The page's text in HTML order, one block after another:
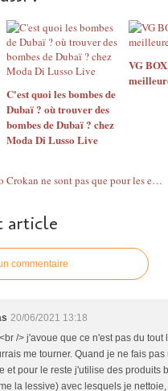
C'est quoi les bombes de
Dubaï ? où trouver des
bombes de Dubaï ? chez
Moda Di Lusso Live
VG
Des céréales saines et bio Crokan ne sont pas que pour les enfants !!!!!
article
commentaire
20/06/2021 13:18
/> j'avoue que ce n'est pas du
me tourner. Quand je ne fais
et pour le reste j'utilise des produits
la lessive) avec lesquels je